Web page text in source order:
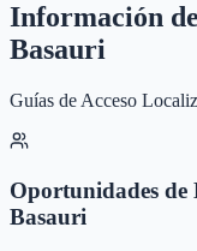
Información
Basauri
Guías de Acceso
Oportunidades de
Basauri